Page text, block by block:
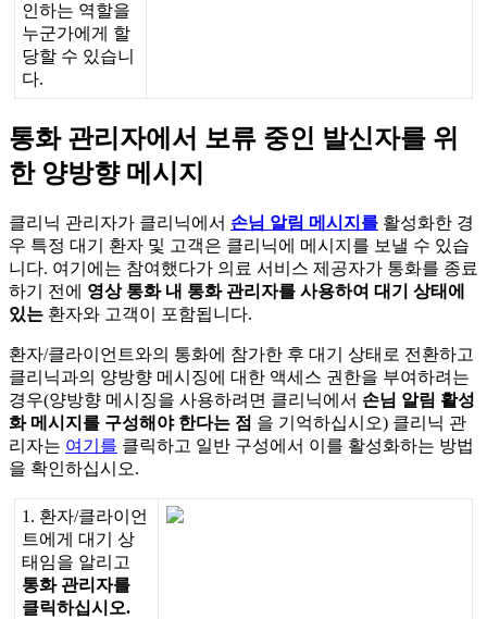
인하는 역할을
누군가에게 할
당할 수 있습니
다.
통화 관리 자에 서 보류 중인 발신자를 위
한 양방향 메 시 지
클리 닉 관리 자가 클리 닉에 서 손님 알림 메 시 지 를 활성화한 경
우 특정 대 기 환자 및 고객은 클리 닉에 메 시 지 를 보 낼 수 있습
니 다. 여 기 에 는 참여 했다가 의 료 서 비 스 제 공자가 통화를 종료
하기 전 에 영상 통화 내 통화 관리 자를 사용하여 대 기 상태 에
있는 환자와 고객이 포함됩니 다.
환자/클라이 언 트와의 통화에 참가한 후 대 기 상태 로 전 환하고
클리 닉과의 양방향 메 시 징에 대 한 액세 스 권 한을 부여하려 는
경우(양방향 메 시 징을 사용하려 면 클리 닉에 서 손님 알림 활성
화 메 시 지 를 구성해 야 한다는 점 을 기 억하십시 오) 클리 닉 관
리 자는 여 기 를 클릭하고 일반 구성에 서 이 를 활성화하는 방법
을 확인하십시 오.
1 . 환자/클라이 언
트에게 대 기
상
태 임을 알리 고
통화 관리자를
클릭하십시 오.